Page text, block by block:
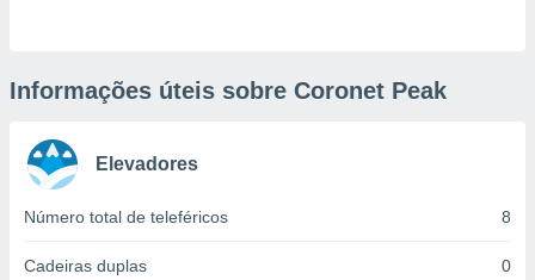
nós e
únicos
para
Informações úteis sobre Coronet Peak
Elevadores
Número total de teleféricos 8
Cadeiras duplas 0